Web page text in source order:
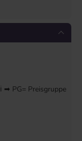
ℹ ➡ PG= Preisgruppe